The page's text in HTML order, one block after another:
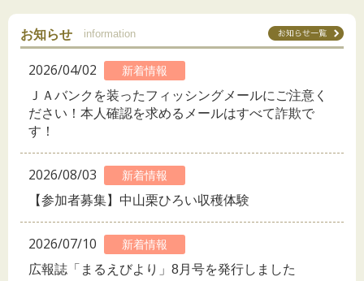
お知らせ information
2026/04/02 新着情報
ＪＡバンクを装ったフィッシングメールにご注意く
ださい！本人確認を求めるメールはすべて詐欺で
す！
2026/08/03 新着情報
【参加者募集】中山栗ひろい収穫体験
2026/07/10 新着情報
広報誌「まるえびより」8月号を発行しました